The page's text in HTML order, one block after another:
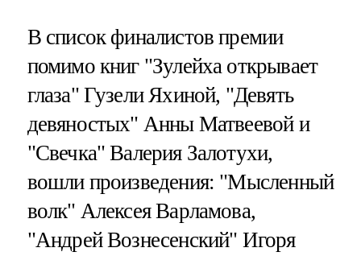
В список финалистов премии
помимо книг "Зулейха открывает
глаза" Гузели Яхиной, "Девять
девяностых" Анны Матвеевой и
"Свечка" Валерия Залотухи,
вошли произведения: "Мысленный
волк" Алексея Варламова,
"Андрей Вознесенский" Игоря